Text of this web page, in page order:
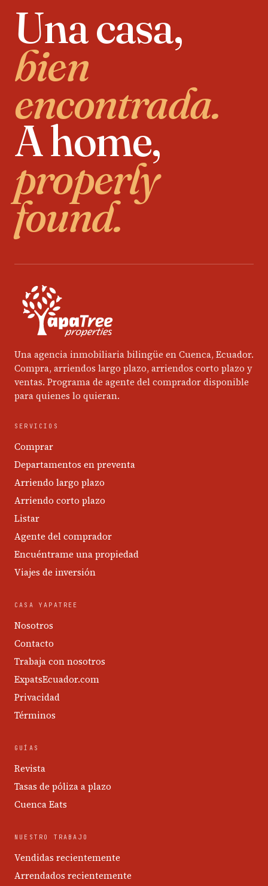
Una casa,
bien
encontrada.
A home,
properly
found.
Una agencia inmobiliaria bilingüe en Cuenca, Ecuador.
Compra, arriendos largo plazo, arriendos corto plazo y
ventas. Programa de agente del comprador disponible
para quienes lo quieran.
SERVICIOS
Comprar
Departamentos en preventa
Arriendo largo plazo
Arriendo corto plazo
Listar
Agente del comprador
Encuéntrame una propiedad
Viajes de inversión
CASA YAPATREE
Nosotros
Contacto
Trabaja con nosotros
ExpatsEcuador.com
Privacidad
Términos
GUÍAS
Revista
Tasas de póliza a plazo
Cuenca Eats
NUESTRO TRABAJO
Vendidas recientemente
Arrendados recientemente